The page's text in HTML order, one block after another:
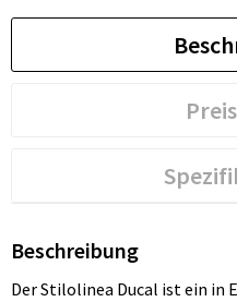
Beschreibung
Der Stilolinea Ducal ist ein in